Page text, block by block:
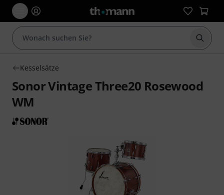
Suche
Kesselsätze
Sonor Vintage Three20 Rosewood
WM